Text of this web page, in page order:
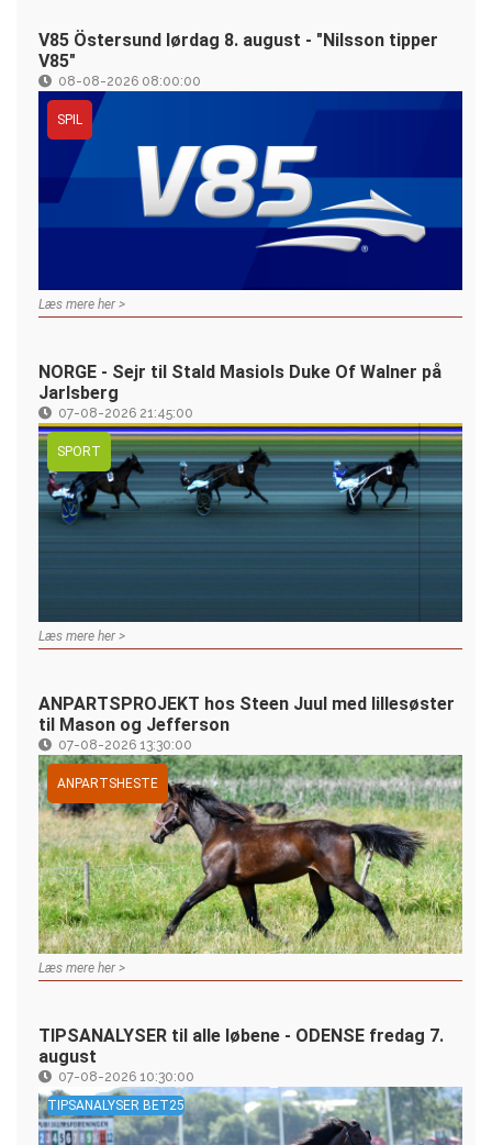
V85 Östersund lørdag 8. august - "Nilsson tipper
V85"
08-08-2026 08:00:00
SPIL
Læs mere her >
NORGE - Sejr til Stald Masiols Duke Of Walner på
Jarlsberg
07-08-2026 21:45:00
SPORT
Læs mere her >
ANPARTSPROJEKT hos Steen Juul med lillesøster
til Mason og Jefferson
07-08-2026 13:30:00
ANPARTSHESTE
Læs mere her >
TIPSANALYSER til alle løbene - ODENSE fredag 7.
august
07-08-2026 10:30:00
TIPSANALYSER BET25